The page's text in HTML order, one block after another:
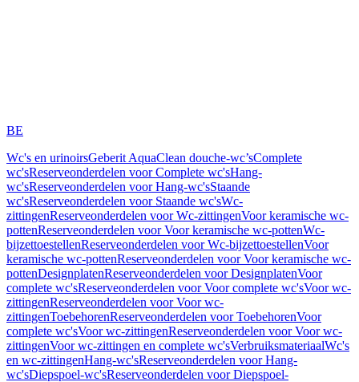
BE
Wc's en urinoirsGeberit AquaClean douche-wc’sComplete
wc'sReserveonderdelen voor Complete wc'sHang-
wc'sReserveonderdelen voor Hang-wc'sStaande
wc'sReserveonderdelen voor Staande wc'sWc-
zittingenReserveonderdelen voor Wc-zittingenVoor keramische wc-
pottenReserveonderdelen voor Voor keramische wc-pottenWc-
bijzettoestellenReserveonderdelen voor Wc-bijzettoestellenVoor
keramische wc-pottenReserveonderdelen voor Voor keramische wc-
pottenDesignplatenReserveonderdelen voor DesignplatenVoor
complete wc'sReserveonderdelen voor Voor complete wc'sVoor wc-
zittingenReserveonderdelen voor Voor wc-
zittingenToebehorenReserveonderdelen voor ToebehorenVoor
complete wc'sVoor wc-zittingenReserveonderdelen voor Voor wc-
zittingenVoor wc-zittingen en complete wc'sVerbruiksmateriaalWc's
en wc-zittingenHang-wc'sReserveonderdelen voor Hang-
wc'sDiepspoel-wc'sReserveonderdelen voor Diepspoel-